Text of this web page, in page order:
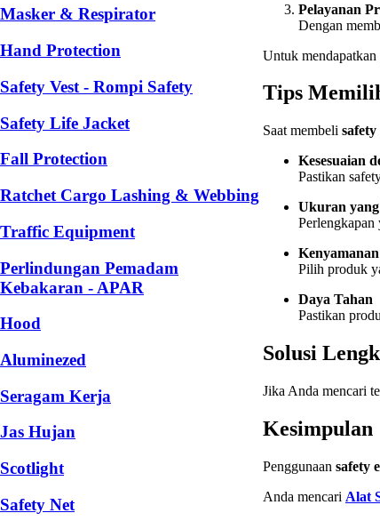
Masker & Respirator
Hand Protection
Safety Vest - Rompi Safety
Safety Life Jacket
Fall Protection
Ratchet Cargo Lashing & Webbing
Traffic Equipment
Perlindungan Pemadam
Kebakaran - APAR
Hood
Aluminezed
Seragam Kerja
Jas Hujan
Scotlight
Safety Net
Pelayanan
Dengan
Untuk
Tips
Saat membeli
Kesesuaian
Pastikan
Ukuran yang
Perlengkapan
Kenyamanan
Pilih produk
Daya Tahan
Pastikan
Solusi
Jika Anda mencari
Kesimpulan
Penggunaan safety
Anda mencari Alat